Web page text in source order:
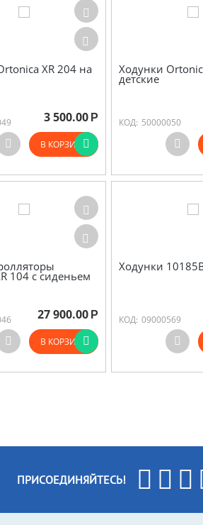
XR 204 на
3 500.00 Р
В КОРЗИНУ
Ходунки
детские
КОД: 50000050
104 с сиденьем
27 900.00 Р
В КОРЗИНУ
Ходунки
КОД: 09000569
ПРИСОЕДИНЯЙТЕСЬ!